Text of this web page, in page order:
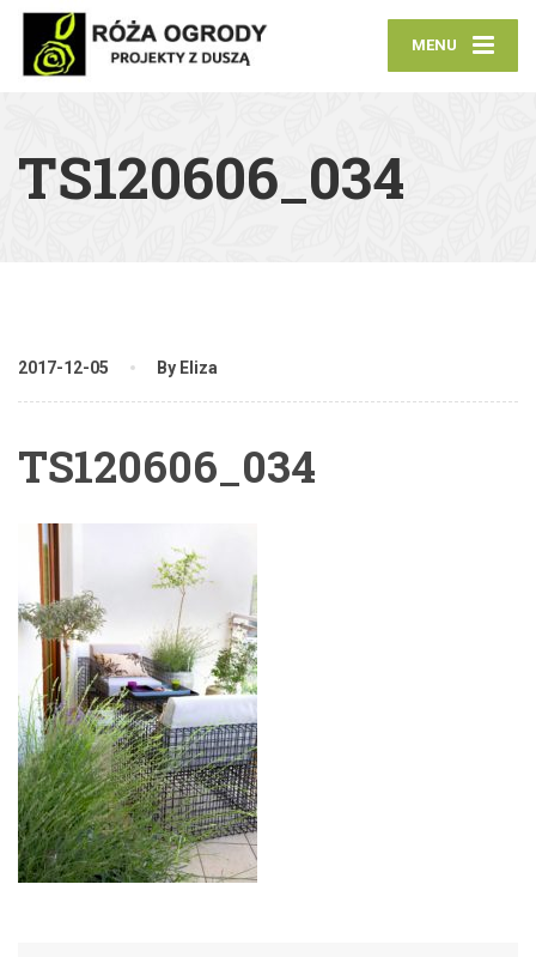
MENU
TS120606_034
2017-12-05 By Eliza
TS120606_034